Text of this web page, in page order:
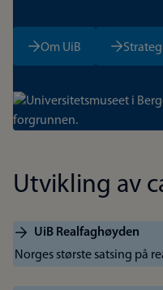
Om UiB
Bilde
Utvikling av
UiB Realfaghøyden
Norges største satsing på